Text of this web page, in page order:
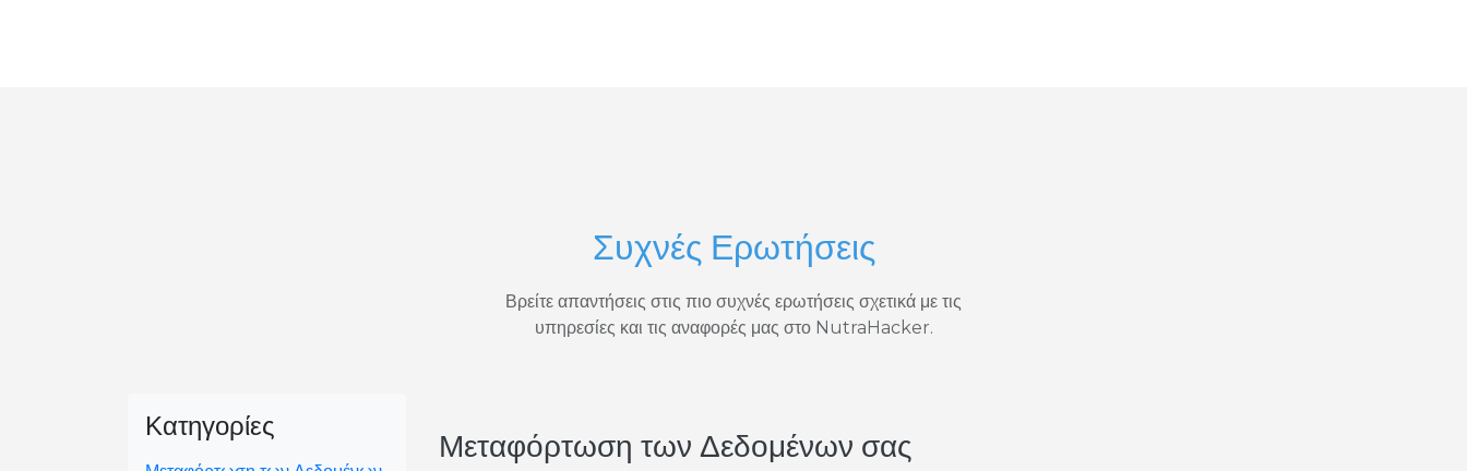
Συχνές Ερωτήσεις
Βρείτε απαντήσεις στις πιο συχνές ερωτήσεις σχετικά με τις
υπηρεσίες και τις αναφορές μας στο NutraHacker.
Κατηγορίες
Μεταφόρτωση των Δεδομένων σας